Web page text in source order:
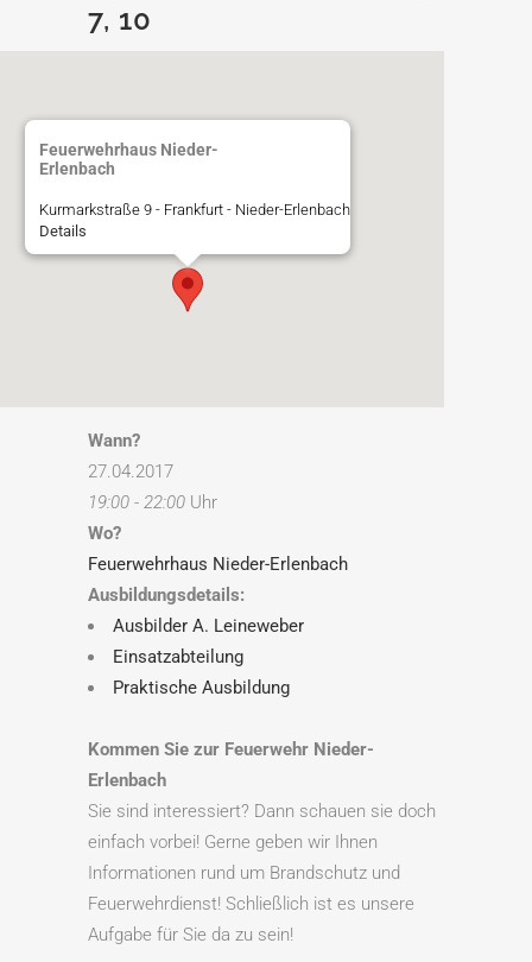
7, 10
Feuerwehrhaus Nieder-
Erlenbach
Kurmarkstraße 9 - Frankfurt - Nieder-Erlenbach
Details
Wann?
27.04.2017
19:00 - 22:00 Uhr
Wo?
Feuerwehrhaus Nieder-Erlenbach
Ausbildungsdetails:
Ausbilder A. Leineweber
Einsatzabteilung
Praktische Ausbildung
Kommen Sie zur Feuerwehr Nieder-
Erlenbach
Sie sind interessiert? Dann schauen sie doch
einfach vorbei! Gerne geben wir Ihnen
Informationen rund um Brandschutz und
Feuerwehrdienst! Schließlich ist es unsere
Aufgabe für Sie da zu sein!